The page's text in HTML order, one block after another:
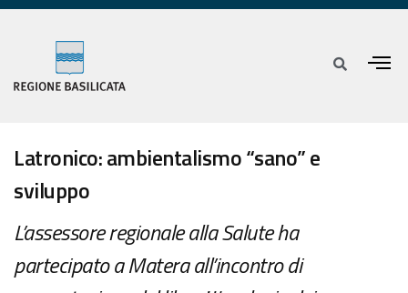
Latronico: ambientalismo “sano” e
sviluppo
L’assessore regionale alla Salute ha
partecipato a Matera all’incontro di